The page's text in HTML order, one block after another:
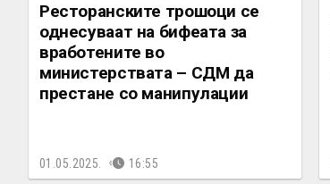
Ресторанските трошоци се
однесуваат на бифеата за
вработените во
министерствата – СДМ да
престане со манипулации
01.05.2025. 16:55